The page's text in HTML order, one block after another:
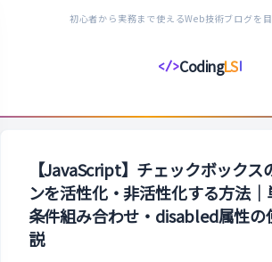
初心者から実務まで使えるWeb技術ブログを
</>CodingLS
コ
デ
ン
グ
ラ
【JavaScript】チェックボックス
ンを活性化・非活性化する方法｜
条件組み合わせ・disabled属性の
説